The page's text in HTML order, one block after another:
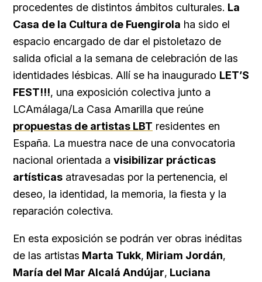
procedentes de distintos ámbitos culturales. La
Casa de la Cultura de Fuengirola ha sido el
espacio encargado de dar el pistoletazo de
salida oficial a la semana de celebración de las
identidades lésbicas. Allí se ha inaugurado LET’S
FEST!!!, una exposición colectiva junto a
LCAmálaga/La Casa Amarilla que reúne
propuestas de artistas LBT residentes en
España. La muestra nace de una convocatoria
nacional orientada a visibilizar prácticas
artísticas atravesadas por la pertenencia, el
deseo, la identidad, la memoria, la fiesta y la
reparación colectiva.
En esta exposición se podrán ver obras inéditas
de las artistas Marta Tukk, Miriam Jordán,
María del Mar Alcalá Andújar, Luciana